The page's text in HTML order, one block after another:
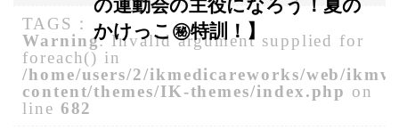
の運動会の主役になろう！夏の
かけっこ㊙️特訓！】
TAGS：
Warning: Invalid argument supplied for
foreach() in
/home/users/2/ikmedicareworks/web/
content/themes/IK-themes/index.php on
line 682